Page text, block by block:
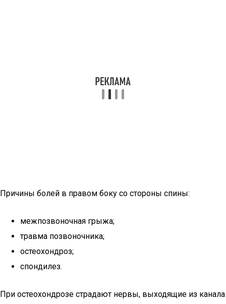
Причины болей в правом боку со стороны спины:
межпозвоночная грыжа;
травма позвоночника;
остеохондроз;
спондилез.
При остеохондрозе страдают нервы, выходящие из канала